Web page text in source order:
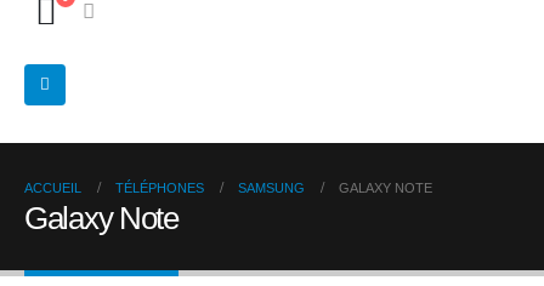
ACCUEIL TÉLÉPHONES SAMSUNG GALAXY NOTE
Galaxy Note